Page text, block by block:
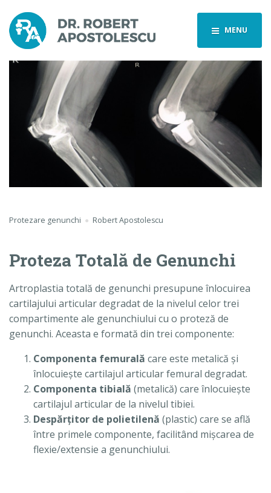
MENU
Protezare genunchi Robert Apostolescu
Proteza Totală de Genunchi
Artroplastia totală de genunchi presupune înlocuirea
cartilajului articular degradat de la nivelul celor trei
compartimente ale genunchiului cu o proteză de
genunchi. Aceasta e formată din trei componente:
Componenta femurală care este metalică şi
înlocuieşte cartilajul articular femural degradat.
Componenta tibială (metalică) care înlocuieşte
cartilajul articular de la nivelul tibiei.
Despărţitor de polietilenă (plastic) care se află
între primele componente, facilitând mişcarea de
flexie/extensie a genunchiului.